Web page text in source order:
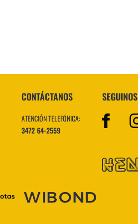
CONTÁCTANOS
ATENCIÓN TELEFÓNICA:
3472 64-2559
SEGUINOS